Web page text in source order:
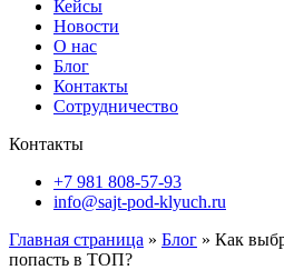
Кейсы
Новости
О нас
Блог
Контакты
Сотрудничество
Контакты
+7 981 808-57-93
info@sajt-pod-klyuch.ru
Главная страница » Блог » Как
попасть в ТОП?